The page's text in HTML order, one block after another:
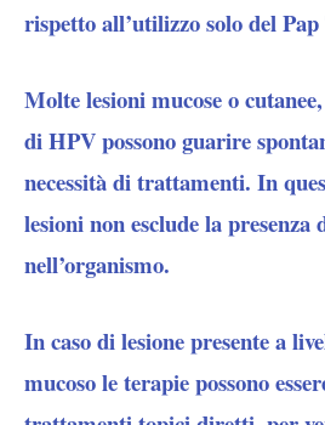
rispetto all’utilizzo solo del Pap
Molte lesioni mucose o
di HPV possono guarire
necessità di trattamenti. In
lesioni non esclude la presenza
nell’organismo.
In caso di lesione presente a
mucoso le terapie possono